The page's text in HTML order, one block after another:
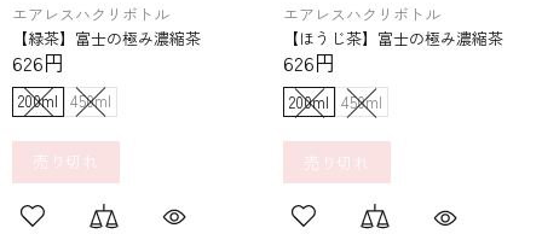
エアレスハクリボトル
【緑茶】富士の​極み濃縮茶
626円
200ml 450ml
売り切れ
エアレスハクリボトル
【ほうじ茶】富士の​極み濃縮茶
626円
200ml 450ml
売り切れ